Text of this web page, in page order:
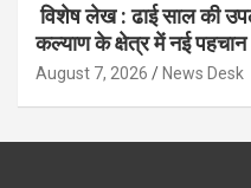
विशेष लेख : ढाई साल की
कल्याण के क्षेत्र में नई पहचान
August 7, 2026 News Desk